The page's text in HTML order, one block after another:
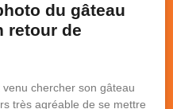
du gâteau
retour de
chercher son gâteau
très agréable de se mettre